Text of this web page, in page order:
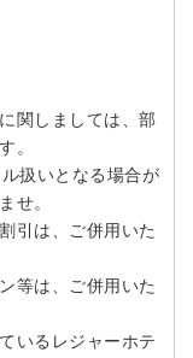
関しましては、部
。
扱いとなる場合が
せ。
引は、ご併用いた
等は、ご併用いた
いるレジャーホテ